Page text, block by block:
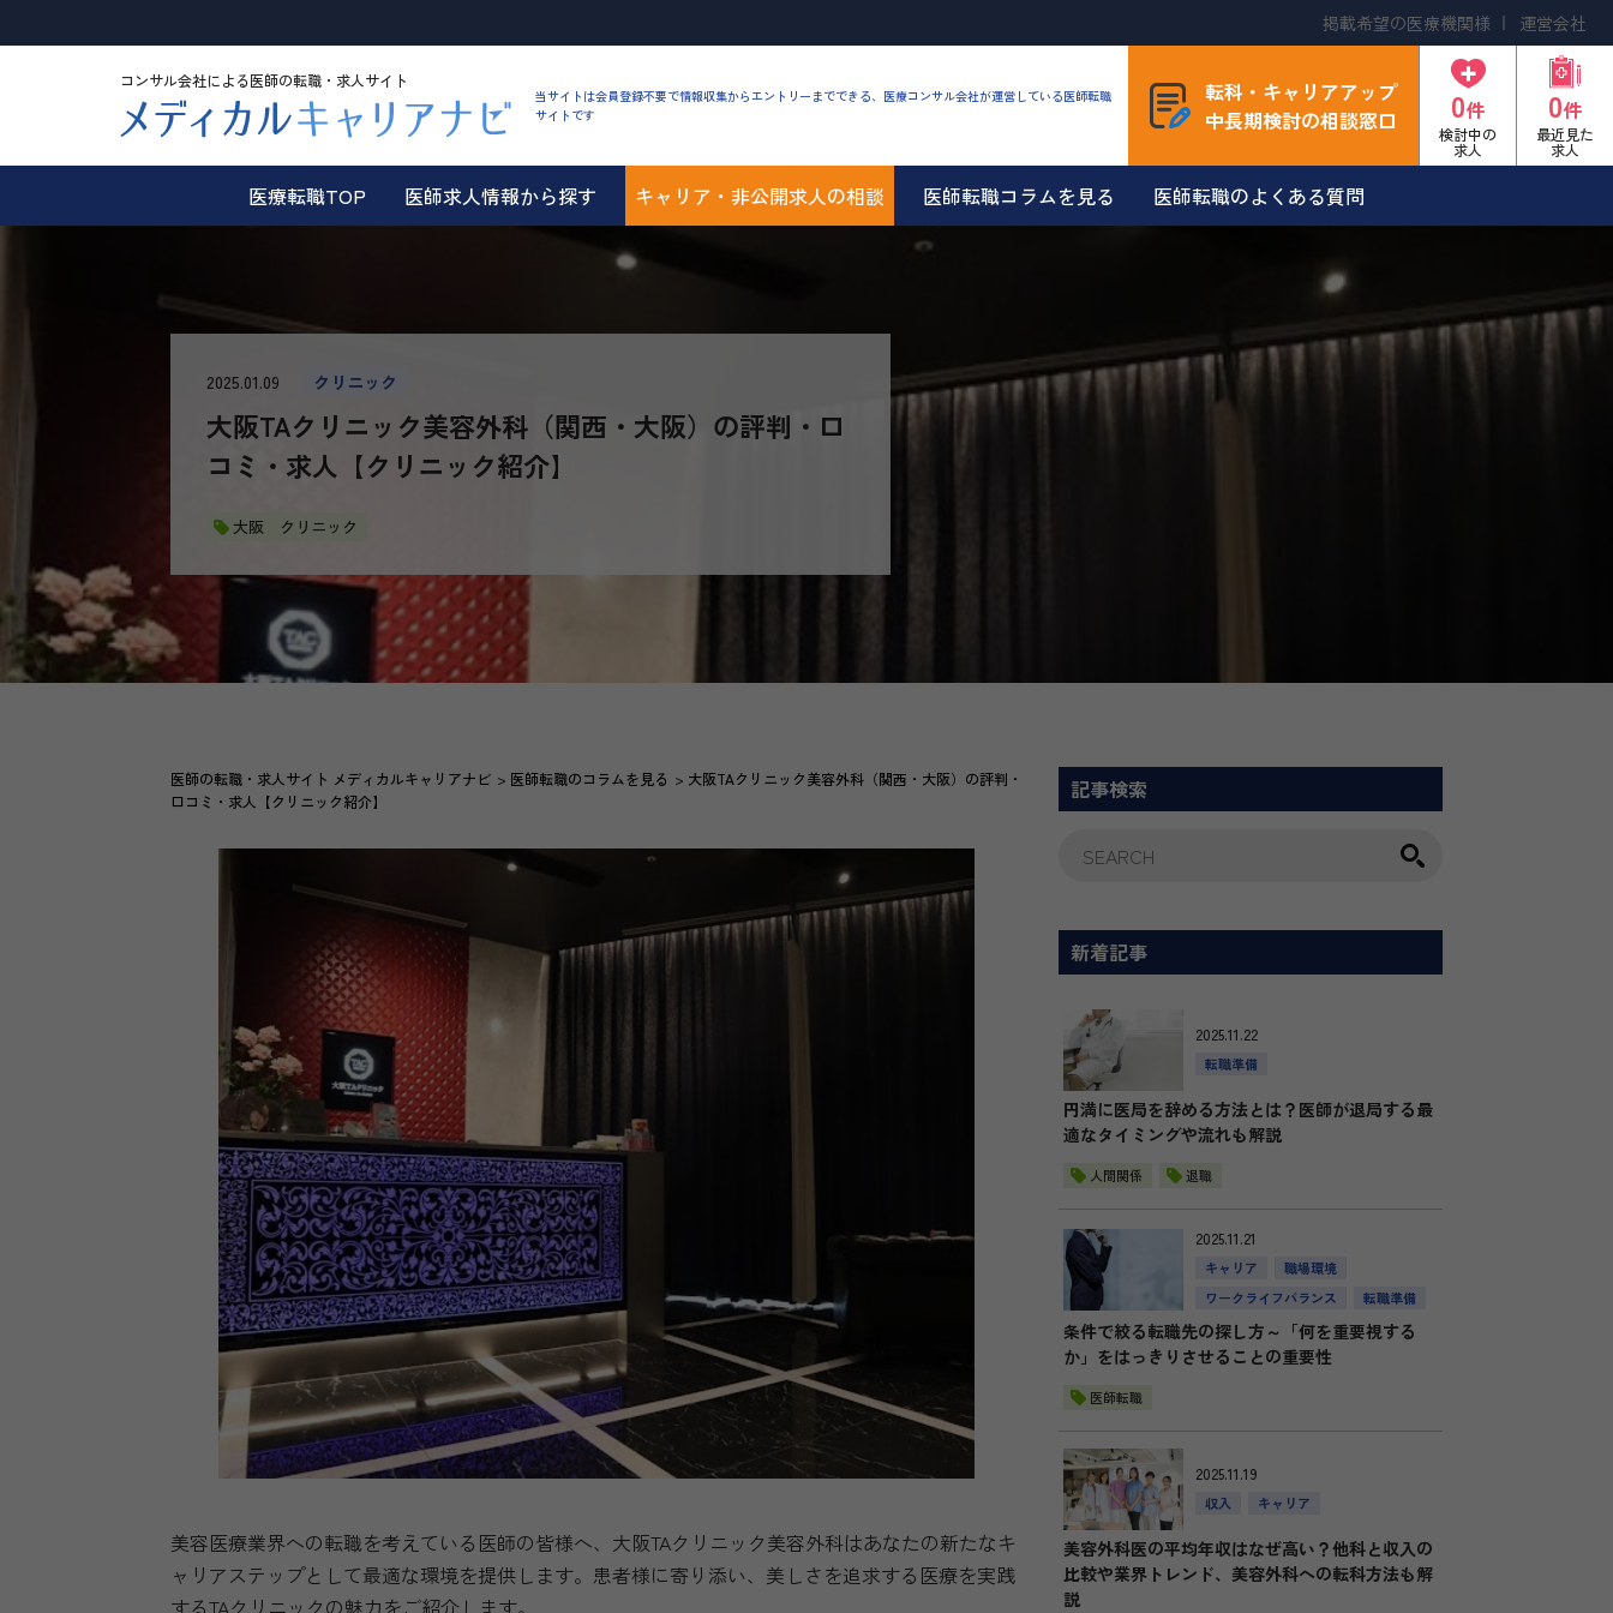
掲載希望の医療機関様 運営会社
コンサル会社による医師の転職・求人サイト
当サイトは会員登録不要で情報収集からエントリーまでできる、医療コンサル会社が運営している医師転職
サイトです
転科・キャリアアップ
中長期検討の相談窓口
0件
検討中の
求人
0件
最近見た
求人
医療転職TOP 医師求人情報から探す キャリア・非公開求人の相談 医師転職コラムを見る 医師転職のよくある質問
2025.01.09 クリニック
大阪TAクリニック美容外科（関西・大阪）の評判・口
コミ・求人【クリニック紹介】
大阪 クリニック
医師の転職・求人サイト メディカルキャリアナビ 医師転職のコラムを見る
大阪TAクリニック美容外科（関西・大阪）の評判・
口コミ・求人【クリニック紹介】
美容医療業界への転職を考えている医師の皆様へ、大阪TAクリニック美容外科はあなたの新たなキ
ャリアステップとして最適な環境を提供します。患者様に寄り添い、美しさを追求する医療を実践
するTAクリニックの魅力をご紹介します。
記事検索
新着記事
2025.11.22
転職準備
円満に医局を辞める方法とは？医師が退局する最
適なタイミングや流れも解説
人間関係 退職
2025.11.21
キャリア
職場環境
ワークライフバランス
転職準備
条件で絞る転職先の探し方～「何を重要視する
か」をはっきりさせることの重要性
医師転職
2025.11.19
収入 キャリア
美容外科医の平均年収はなぜ高い？他科と収入の
比較や業界トレンド、美容外科への転科方法も解
説